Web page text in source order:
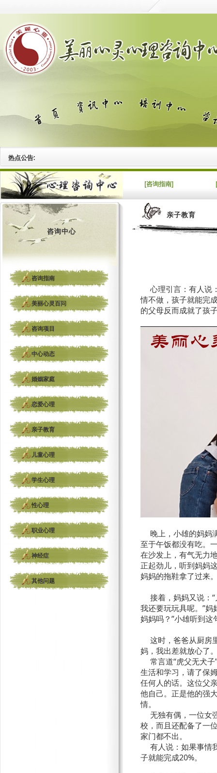
热点公告:
[咨询指南]
咨询中心
咨询指南
美丽心灵百问
咨询项目
中心动态
婚姻家庭
恋爱心理
亲子教育
儿童心理
学生心理
性心理
职业心理
神经症
其他问题
亲子教育
心理引言：有人说
情不做，孩子就能完
的父母反而成就了孩
晚上，小雄的妈妈
至于午饭都没有吃。
在沙发上，有气无力
正起劲儿，听到妈妈
妈妈的拖鞋拿了过来
接着，妈妈又说：“
我还要玩玩具呢。”
妈妈吗？”小雄听到
这时，爸爸从厨房
妈，我出差就放心了
常言道“虎父无犬子
生活和学习，请了保
任何人的话。这位父
他自己。正是他的强
情。
无独有偶，一位女
校，而且还配备了一
家门都不出。
有人说：如果事情
子就能完成20%。